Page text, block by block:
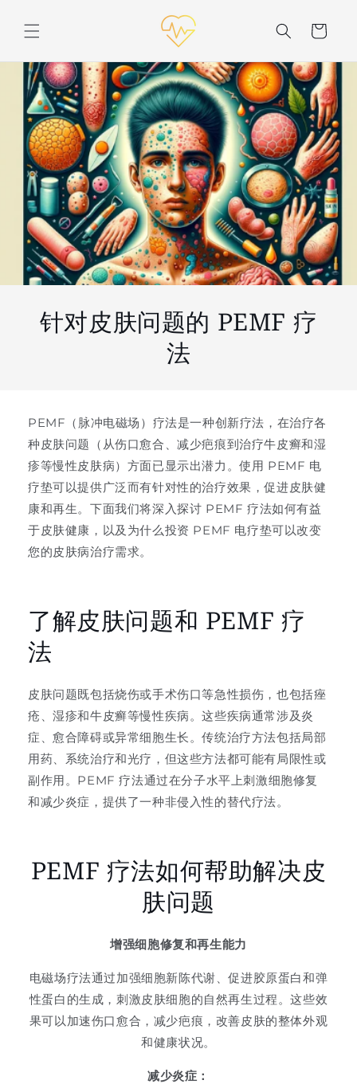
容
物
针对皮肤问题的 PEMF 疗
法
PEMF（脉冲电磁场）疗法是一种创新疗法，在治疗各
种皮肤问题（从伤口愈合、减少疤痕到治疗牛皮癣和湿
疹等慢性皮肤病）方面已显示出潜力。使用 PEMF 电
疗垫可以提供广泛而有针对性的治疗效果，促进皮肤健
康和再生。下面我们将深入探讨 PEMF 疗法如何有益
于皮肤健康，以及为什么投资 PEMF 电疗垫可以改变
您的皮肤病治疗需求。
了解皮肤问题和 PEMF 疗
法
皮肤问题既包括烧伤或手术伤口等急性损伤，也包括痤
疮、湿疹和牛皮癣等慢性疾病。这些疾病通常涉及炎
症、愈合障碍或异常细胞生长。传统治疗方法包括局部
用药、系统治疗和光疗，但这些方法都可能有局限性或
副作用。PEMF 疗法通过在分子水平上刺激细胞修复
和减少炎症，提供了一种非侵入性的替代疗法。
PEMF 疗法如何帮助解决皮
肤问题
增强细胞修复和再生能力
电磁场疗法通过加强细胞新陈代谢、促进胶原蛋白和弹
性蛋白的生成，刺激皮肤细胞的自然再生过程。这些效
果可以加速伤口愈合，减少疤痕，改善皮肤的整体外观
和健康状况。
减少炎症：